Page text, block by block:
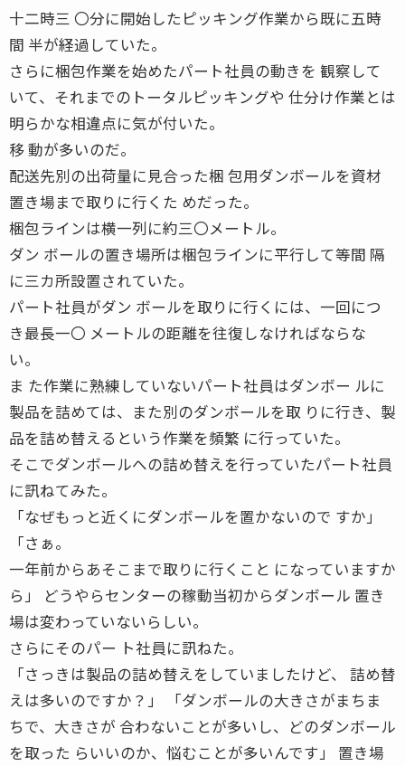
十二時三 〇分に開始したピッキング作業から既に五時
間 半が経過していた。
さらに梱包作業を始めたパート社員の動きを 観察して
いて、それまでのトータルピッキングや 仕分け作業とは
明らかな相違点に気が付いた。
移 動が多いのだ。
配送先別の出荷量に見合った梱 包用ダンボールを資材
置き場まで取りに行くた めだった。
梱包ラインは横一列に約三〇メートル。
ダン ボールの置き場所は梱包ラインに平行して等間 隔
に三カ所設置されていた。
パート社員がダン ボールを取りに行くには、一回につ
き最長一〇 メートルの距離を往復しなければならな
い。
ま た作業に熟練していないパート社員はダンボー ルに
製品を詰めては、また別のダンボールを取 りに行き、製
品を詰め替えるという作業を頻繁 に行っていた。
そこでダンボールへの詰め替えを行っていたパート社員
に訊ねてみた。
「なぜもっと近くにダンボールを置かないので すか」
「さぁ。
一年前からあそこまで取りに行くこと になっていますか
ら」 どうやらセンターの稼動当初からダンボール 置き
場は変わっていないらしい。
さらにそのパー ト社員に訊ねた。
「さっきは製品の詰め替えをしていましたけど、 詰め替
えは多いのですか？」 「ダンボールの大きさがまちま
ちで、大きさが 合わないことが多いし、どのダンボール
を取った らいいのか、悩むことが多いんです」 置き場